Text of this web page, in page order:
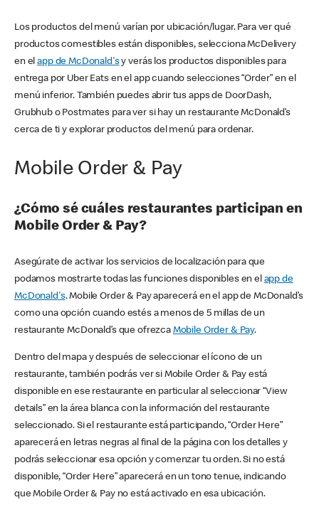
Los productos del menú varían por ubicación/lugar. Para ver qué
productos comestibles están disponibles, selecciona McDelivery
en elapp de McDonald'sy verás los productos disponibles para
entrega por Uber Eats en el app cuando selecciones “Order” en el
menú inferior. También puedes abrir tus apps de DoorDash,
Grubhub o Postmates para ver si hay un restaurante McDonald’s
cerca de ti y explorar productos del menú para ordenar.
Mobile Order & Pay
¿Cómo sé cuáles restaurantes participan en
Mobile Order & Pay?
Asegúrate de activar los servicios de localización para que
podamos mostrarte todas las funciones disponibles en el app de
McDonald's. Mobile Order & Pay aparecerá en el app de McDonald’s
como una opción cuando estés a menos de 5 millas de un
restaurante McDonald’s que ofrezca Mobile Order & Pay.
Dentro del mapa y después de seleccionar el ícono de un
restaurante, también podrás ver si Mobile Order & Pay está
disponible en ese restaurante en particular al seleccionar “View
details” en la área blanca con la información del restaurante
seleccionado. Si el restaurante está participando, “Order Here”
aparecerá en letras negras al final de la página con los detalles y
podrás seleccionar esa opción y comenzar tu orden. Si no está
disponible, “Order Here” aparecerá en un tono tenue, indicando
que Mobile Order & Pay no está activado en esa ubicación.